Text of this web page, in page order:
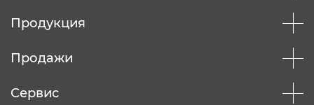
Продукция
Продажи
Сервис